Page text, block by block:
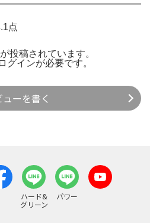
点
投稿されています。
ログインが必要です。
ューを書く
ハード&
グリーン
パワー